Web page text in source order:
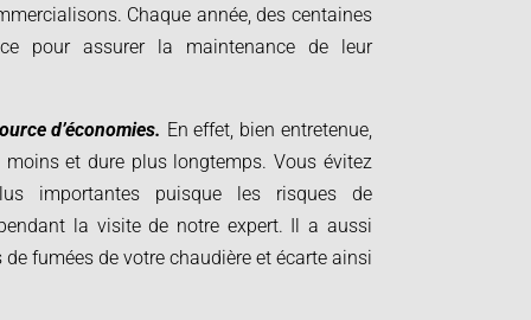
Chaque année, des centaines
pour assurer la maintenance de leur
d’économies. En effet, bien entretenue,
et dure plus longtemps. Vous évitez
importantes puisque les risques de
la visite de notre expert. Il a aussi
fumées de votre chaudière et écarte ainsi